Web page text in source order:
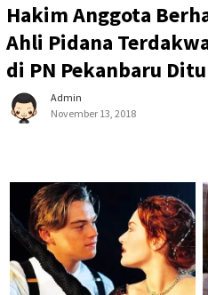
Hakim Anggota
Ahli Pidana
di PN Pekanbaru
Admin
November 13, 2018